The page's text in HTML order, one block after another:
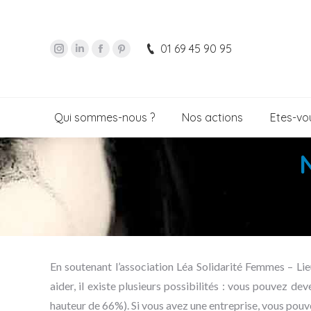
01 69 45 90 95
Qui sommes-nous ? Nos actions Etes-
En soutenant l’association Léa Solidarité Femmes –
aider, il existe plusieurs possibilités : vous pouvez
hauteur de 66%). Si vous avez une entreprise, vous